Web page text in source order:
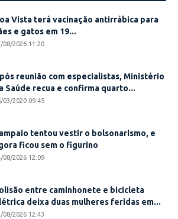
Vista terá vacinação antirrábica para
e gatos em 19...
08/2026 11:20
reunião com especialistas, Ministério
Saúde recua e confirma quarto...
03/2020 09:45
tentou vestir o bolsonarismo, e
ficou sem o figurino
08/2026 12:09
entre caminhonete e bicicleta
deixa duas mulheres feridas em...
08/2026 12:43